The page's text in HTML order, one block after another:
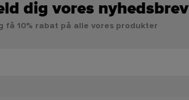
dig vores nyhedsbrev
få 10% rabat på alle vores produkter